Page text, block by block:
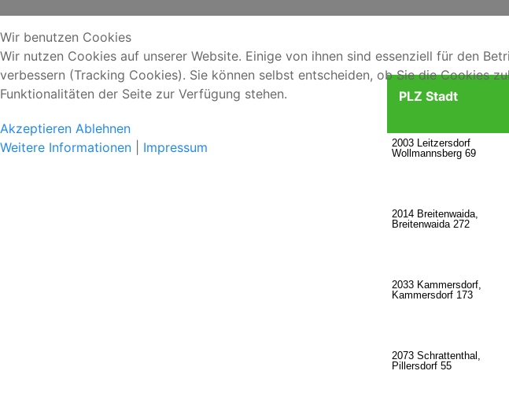
PLZ Stadt
2003 Leitzersdorf
Wollmannsberg 69
2014 Breitenwaida,
Breitenwaida 272
2033 Kammersdorf,
Kammersdorf 173
2073 Schrattenthal,
Pillersdorf 55
Wir benutzen Cookies
Wir nutzen Cookies auf unserer Website. Einige von ihnen sind essenziell für den
verbessern (Tracking Cookies). Sie können selbst entscheiden, ob Sie die Cookies
Funktionalitäten der Seite zur Verfügung stehen.
Akzeptieren Ablehnen
Weitere Informationen
Impressum